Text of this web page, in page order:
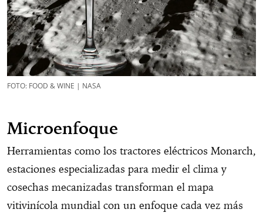
FOTO: FOOD & WINE | NASA
Microenfoque
Herramientas como los tractores eléctricos Monarch,
estaciones especializadas para medir el clima y
cosechas mecanizadas transforman el mapa
vitivinícola mundial con un enfoque cada vez más